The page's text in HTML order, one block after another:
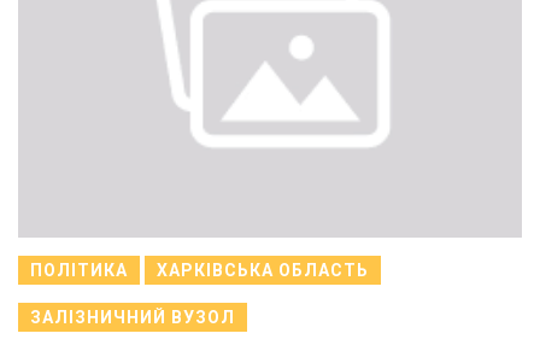
ПОЛІТИКА ХАРКІВСЬКА ОБЛАСТЬ
ЗАЛІЗНИЧНИЙ ВУЗОЛ